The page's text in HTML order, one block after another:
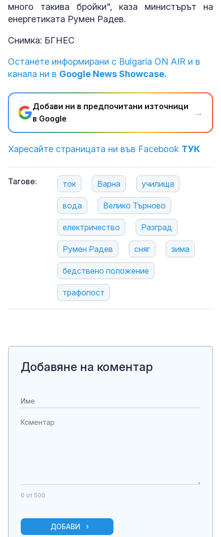
много такива бройки", каза министърът на
енергетиката Румен Радев.
Снимка: БГНЕС
Останете информирани с Bulgaria ON AIR и в
канала ни в Google News Showcase.
Добави ни в предпочитани източници
в Google
→
Харесайте страницата ни във Facebook ТУК
Тагове: ток Варна училища
вода Велико Търново
електричество Разград
Румен Радев сняг зима
бедствено положение
трафопост
Добавяне на коментар
0 от 500
ДОБАВИ